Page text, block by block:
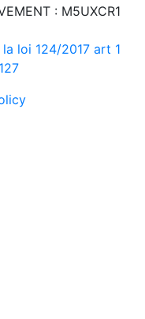
: M5UXCR1
loi 124/2017 art 1